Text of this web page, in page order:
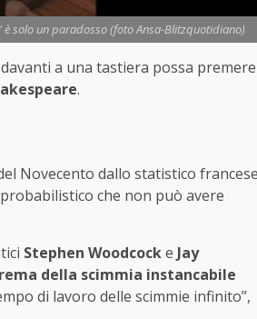
solo un paradosso (foto Ansa-Blitzquotidiano)
a una tastiera possa premere
.
Novecento dallo statistico
che non può avere
Stephen Woodcocke Jay
della scimmia instancabile
di lavoro delle scimmie infinito”,